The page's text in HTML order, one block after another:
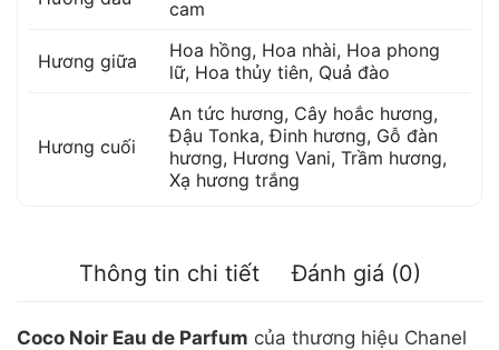
cam
Hương giữa Hoa hồng, Hoa nhài, Hoa phong
lữ, Hoa thủy tiên, Quả đào
Hương cuối
An tức hương, Cây hoắc hương,
Đậu Tonka,Đinh hương, Gỗ đàn
hương, Hương Vani, Trầm hương,
Xạ hương trắng
Thông tin chi tiết Đánh giá (0)
Coco Noir Eau de Parfum của thương hiệu Chanel